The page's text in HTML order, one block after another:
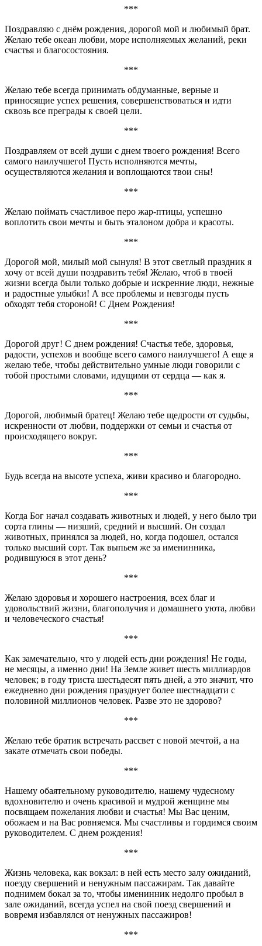
***
Поздравляю с днём рождения, дорогой мой и любимый брат.
Желаю тебе океан любви, море исполняемых желаний, реки
счастья и благосостояния.
***
Желаю тебе всегда принимать обдуманные, верные и
приносящие успех решения, совершенствоваться и идти
сквозь все преграды к своей цели.
***
Поздравляем от всей души с днем твоего рождения! Всего
самого наилучшего! Пусть исполняются мечты,
осуществляются желания и воплощаются твои сны!
***
Желаю поймать счастливое перо жар-птицы, успешно
воплотить свои мечты и быть эталоном добра и красоты.
***
Дорогой мой, милый мой сынуля! В этот светлый праздник я
хочу от всей души поздравить тебя! Желаю, чтоб в твоей
жизни всегда были только добрые и искренние люди, нежные
и радостные улыбки! А все проблемы и невзгоды пусть
обходят тебя стороной! С Днем Рождения!
***
Дорогой друг! С днем рождения! Счастья тебе, здоровья,
радости, успехов и вообще всего самого наилучшего! А еще я
желаю тебе, чтобы действительно умные люди говорили с
тобой простыми словами, идущими от сердца — как я.
***
Дорогой, любимый братец! Желаю тебе щедрости от судьбы,
искренности от любви, поддержки от семьи и счастья от
происходящего вокруг.
***
Будь всегда на высоте успеха, живи красиво и благородно.
***
Когда Бог начал создавать животных и людей, у него было три
сорта глины — низший, средний и высший. Он создал
животных, принялся за людей, но, когда подошел, остался
только высший сорт. Так выпьем же за именинника,
родившуюся в этот день?
***
Желаю здоровья и хорошего настроения, всех благ и
удовольствий жизни, благополучия и домашнего уюта, любви
и человеческого счастья!
***
Как замечательно, что у людей есть дни рождения! Не годы,
не месяцы, а именно дни! На Земле живет шесть миллиардов
человек; в году триста шестьдесят пять дней, а это значит, что
ежедневно дни рождения празднует более шестнадцати с
половиной миллионов человек. Разве это не здорово?
***
Желаю тебе братик встречать рассвет с новой мечтой, а на
закате отмечать свои победы.
***
Нашему обаятельному руководителю, нашему чудесному
вдохновителю и очень красивой и мудрой женщине мы
посвящаем пожелания любви и счастья! Мы Вас ценим,
обожаем и на Вас ровняемся. Мы счастливы и гордимся своим
руководителем. С днем рождения!
***
Жизнь человека, как вокзал: в ней есть место залу ожиданий,
поезду свершений и ненужным пассажирам. Так давайте
поднимем бокал за то, чтобы именинник недолго пробыл в
зале ожиданий, всегда успел на свой поезд свершений и
вовремя избавлялся от ненужных пассажиров!
***